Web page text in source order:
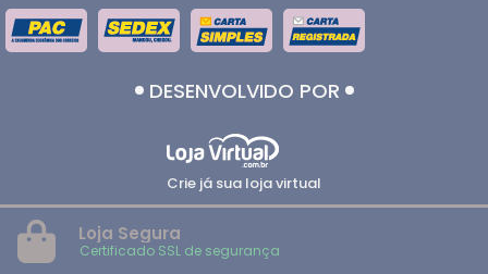
DESENVOLVIDO POR
Crie já sua loja virtual
Loja Segura
Certificado SSL de segurança